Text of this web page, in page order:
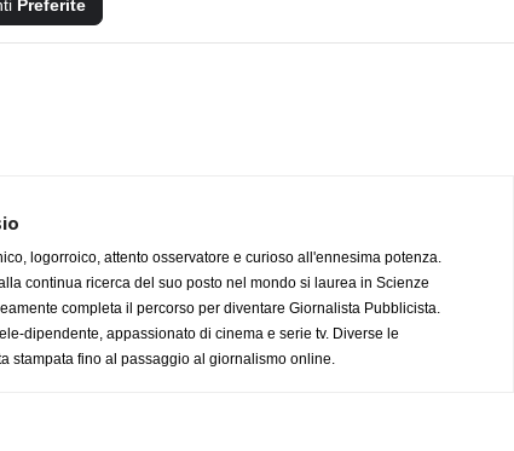
Preferite
logorroico, attento osservatore e curioso all'ennesima potenza.
continua ricerca del suo posto nel mondo si laurea in Scienze
completa il percorso per diventare Giornalista Pubblicista.
dipendente, appassionato di cinema e serie tv. Diverse le
stampata fino al passaggio al giornalismo online.